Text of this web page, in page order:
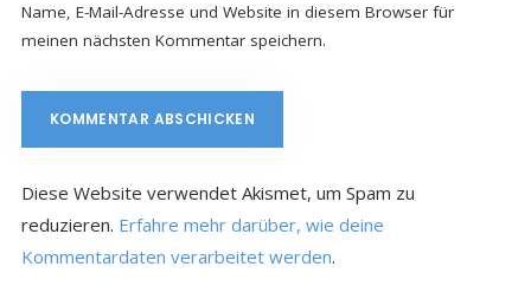
Name, E-Mail-Adresse und Website in diesem Browser für
meinen nächsten Kommentar speichern.
Diese Website verwendet Akismet, um Spam zu
reduzieren. Erfahre mehr darüber, wie deine
Kommentardaten verarbeitet werden.